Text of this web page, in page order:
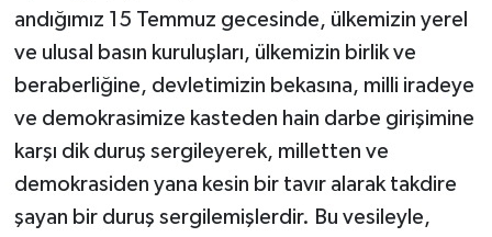
andığımız 15 Temmuz gecesinde, ülkemizin yerel
ve ulusal basın kuruluşları, ülkemizin birlik ve
beraberliğine, devletimizin bekasına, milli iradeye
ve demokrasimize kasteden hain darbe girişimine
karşı dik duruş sergileyerek, milletten ve
demokrasiden yana kesin bir tavır alarak takdire
şayan bir duruş sergilemişlerdir. Bu vesileyle,